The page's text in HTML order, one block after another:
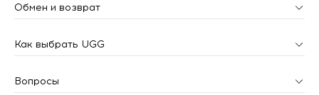
Обмен и возврат
Как выбрать UGG
Вопросы